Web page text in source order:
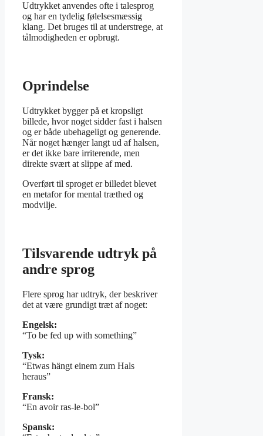
Udtrykket anvendes ofte i talesprog
og har en tydelig følelsesmæssig
klang. Det bruges til at understrege, at
tålmodigheden er opbrugt.
Oprindelse
Udtrykket bygger på et kropsligt
billede, hvor noget sidder fast i halsen
og er både ubehageligt og generende.
Når noget hænger langt ud af halsen,
er det ikke bare irriterende, men
direkte svært at slippe af med.
Overført til sproget er billedet blevet
en metafor for mental træthed og
modvilje.
Tilsvarende udtryk på
andre sprog
Flere sprog har udtryk, der beskriver
det at være grundigt træt af noget:
Engelsk:
“To be fed up with something”
Tysk:
“Etwas hängt einem zum Hals
heraus”
Fransk:
“En avoir ras-le-bol”
Spansk: